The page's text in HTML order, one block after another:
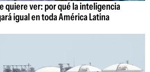
quiere ver: por qué la inteligencia
igual en toda América Latina